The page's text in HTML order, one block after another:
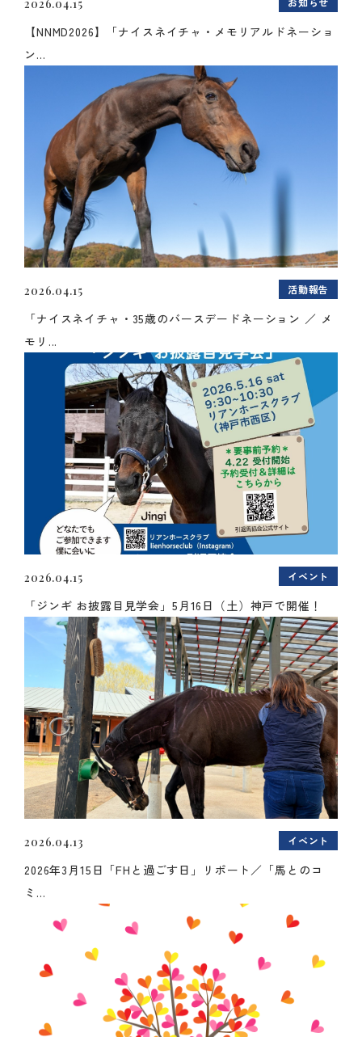
2026.04.15
【NNMD2026】「ナイスネイチャ・メモリアルドネーショ
ン...
2026.04.15 活動報告
「ナイスネイチャ・35歳のバースデードネーション ／ メ
モリ...
2026.04.15 イベント
「ジンギ お披露目見学会」5月16日（土）神戸で開催！
2026.04.13 イベント
2026年3月15日「FHと過ごす日」リポート／「馬とのコ
ミ...